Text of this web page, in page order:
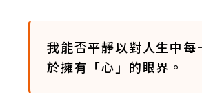
我能否平靜以對人生中
於擁有「心」的眼界。